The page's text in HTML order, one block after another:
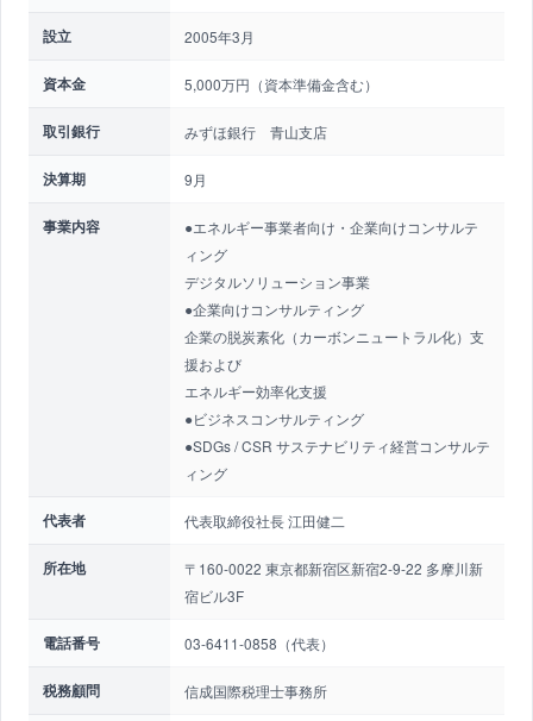
設立 2005年3月
資本金 5,000万円（資本準備金含む）
取引銀行 みずほ銀行 青山支店
決算期 9月
事業内容
●エネルギー事業者向け・企業向けコンサルテ
ィング
デジタルソリューション事業
●企業向けコンサルティング
企業の脱炭素化（カーボンニュートラル化）支
援および
エネルギー効率化支援
●ビジネスコンサルティング
●SDGs / CSR サステナビリティ経営コンサルテ
ィング
代表者 代表取締役社長 江田健二
所在地
〒160-0022 東京都新宿区新宿2-9-22 多摩川新
宿ビル3F
電話番号 03-6411-0858（代表）
税務顧問 信成国際税理士事務所